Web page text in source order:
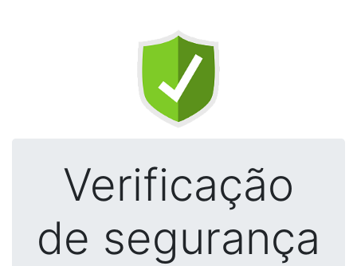
Verificação
de segurança